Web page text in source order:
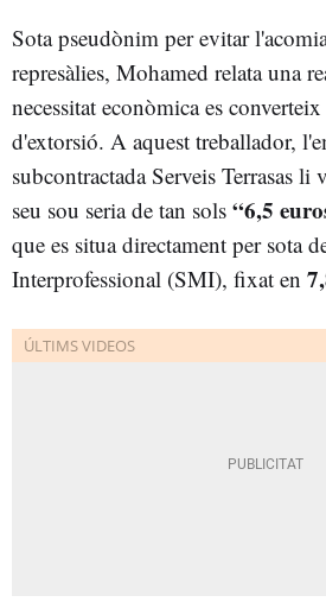
Sota pseudònim per evitar
represàlies, Mohamed relata una
necessitat econòmica es
d'extorsió. A aquest treballador,
subcontractada Serveis Terrasas li
seu sou seria de tan sols “6,5
que es situa directament per sota
Interprofessional (SMI), fixat en